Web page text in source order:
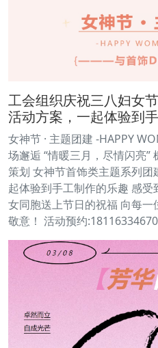
工会组织庆祝三八妇女
活动方案，一起体验到
女神节 · 主题团建 -HAPPY
场邂逅 “情暖三月，尽情闪亮”
策划 女神节首饰类主题系列
起体验到手工制作的乐趣 感
女同胞送上节日的祝福 向每一
敬意！ 活动预约